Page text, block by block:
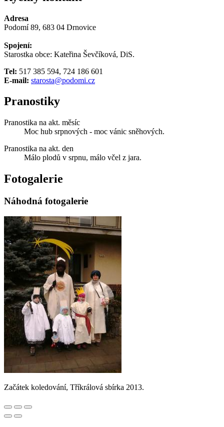
Adresa
Podomí 89, 683 04 Drnovice
Spojení:
Starostka obce: Kateřina Ševčíková, DiS.
Tel: 517 385 594, 724 186 601
E-mail: starosta@podomi.cz
Pranostiky
Pranostika na akt. měsíc
Moc hub srpnových - moc vánic sněhových.
Pranostika na akt. den
Málo plodů v srpnu, málo včel z jara.
Fotogalerie
Náhodná fotogalerie
Začátek koledování, Tříkrálová sbírka 2013.